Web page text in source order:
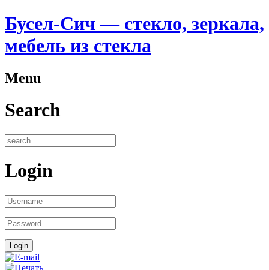
Бусел-Сич — стекло, зеркала,
мебель из стекла
Menu
Search
Login